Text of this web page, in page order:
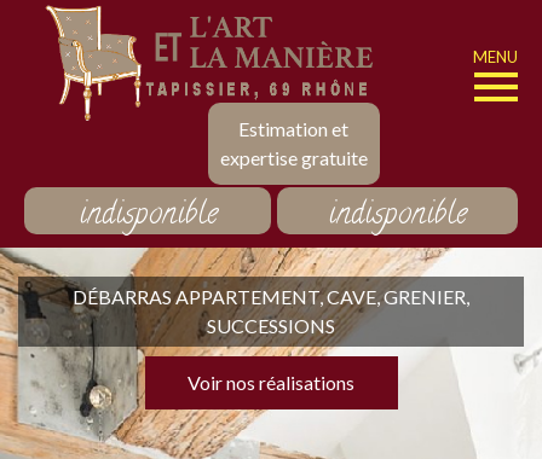
Estimation et
expertise gratuite
MENU
indisponible indisponible
DÉBARRAS APPARTEMENT, CAVE, GRENIER,
SUCCESSIONS
Voir nos réalisations